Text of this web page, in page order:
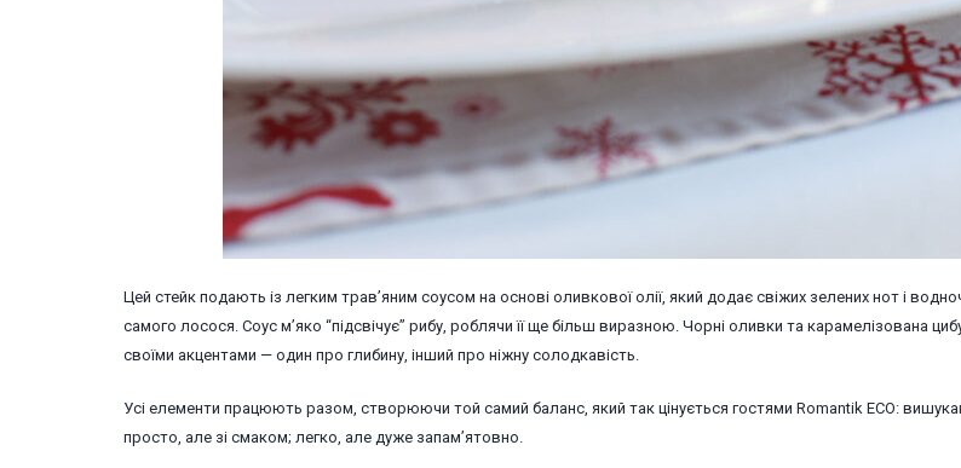
Цей стейк подають із легким трав’яним соусом на основі оливкової олії, який додає свіжих зелених нот і
самого лосося. Соус м’яко “підсвічує” рибу, роблячи її ще більш виразною. Чорні оливки та карамелізована
своїми акцентами — один про глибину, інший про ніжну солодкавість.
Усі елементи працюють разом, створюючи той самий баланс, який так цінується гостями Romantik ECO:
просто, але зі смаком; легко, але дуже запам’ятовно.